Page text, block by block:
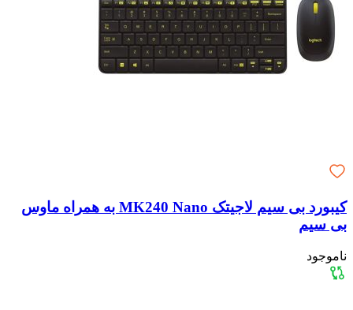
کیبورد بی‌ سیم لاجیتک MK240 Nano به همراه ماوس
بی سیم
ناموجود